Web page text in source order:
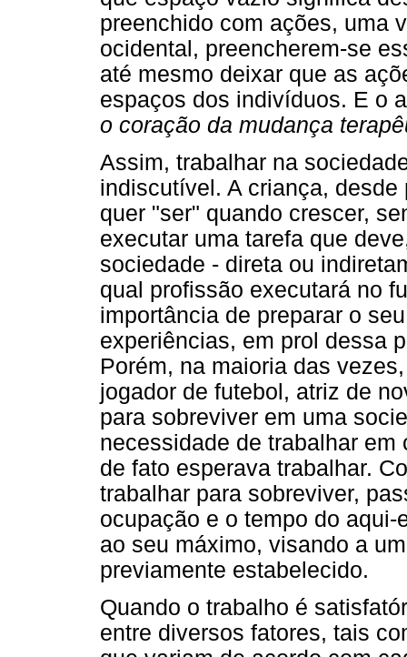
preenchido com ações, uma
ocidental, preencherem-se
até mesmo deixar que as
espaços dos indivíduos. E o
o coração da mudança
Assim, trabalhar na
indiscutível. A criança,
quer "ser" quando crescer,
executar uma tarefa que
sociedade - direta ou
qual profissão executará no
importância de preparar o
experiências, em prol dessa
Porém, na maioria das
jogador de futebol, atriz de
para sobreviver em uma
necessidade de trabalhar
de fato esperava trabalhar.
trabalhar para sobreviver,
ocupação e o tempo do
ao seu máximo, visando a
previamente estabelecido.
Quando o trabalho é
entre diversos fatores, tais